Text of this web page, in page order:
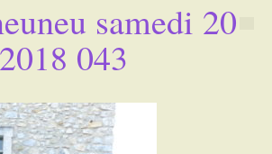
samedi 20
043